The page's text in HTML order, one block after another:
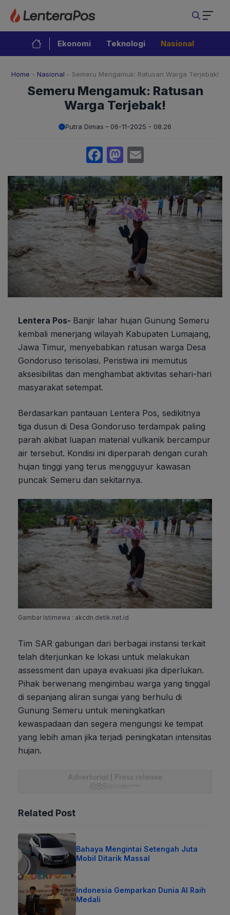
Langsung
isi
Ekonomi Teknologi Nasional
Home - Nasional - Semeru Mengamuk: Ratusan Warga Terjebak!
Semeru Mengamuk: Ratusan
Warga Terjebak!
Putra Dimas 06-11-2025 - 08.26
Facebook
Mastodon
Lentera Pos- Banjir lahar hujan Gunung Semeru
kembali menerjang wilayah Kabupaten Lumajang,
Jawa Timur, menyebabkan ratusan warga Desa
Gondoruso terisolasi. Peristiwa ini memutus
aksesibilitas dan menghambat aktivitas sehari-hari
masyarakat setempat.
Berdasarkan pantauan Lentera Pos, sedikitnya
tiga dusun di Desa Gondoruso terdampak paling
parah akibat luapan material vulkanik bercampur
air tersebut. Kondisi ini diperparah dengan curah
hujan tinggi yang terus mengguyur kawasan
puncak Semeru dan sekitarnya.
Gambar Istimewa : akcdn.detik.net.id
Tim SAR gabungan dari berbagai instansi terkait
telah diterjunkan ke lokasi untuk melakukan
assessment dan upaya evakuasi jika diperlukan.
Pihak berwenang mengimbau warga yang tinggal
di sepanjang aliran sungai yang berhulu di
Gunung Semeru untuk meningkatkan
kewaspadaan dan segera mengungsi ke tempat
yang lebih aman jika terjadi peningkatan intensitas
hujan.
Related Post
Bahaya Mengintai Setengah Juta
Mobil Ditarik Massal
Indonesia Gemparkan Dunia AI Raih
Medali